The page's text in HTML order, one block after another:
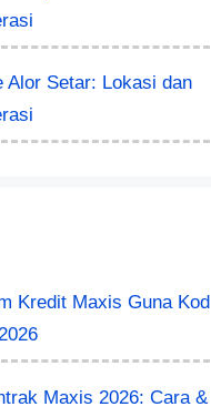
Alor Setar: Lokasi dan
Kredit Maxis Guna Kod
Maxis 2026: Cara &